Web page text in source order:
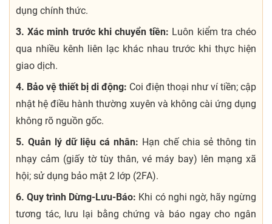
dụng chính thức.
3. Xác minh trước khi chuyển tiền: Luôn kiểm tra chéo
qua nhiều kênh liên lạc khác nhau trước khi thực hiện
giao dịch.
4. Bảo vệ thiết bị di động: Coi điện thoại như ví tiền; cập
nhật hệ điều hành thường xuyên và không cài ứng dụng
không rõ nguồn gốc.
5. Quản lý dữ liệu cá nhân: Hạn chế chia sẻ thông tin
nhạy cảm (giấy tờ tùy thân, vé máy bay) lên mạng xã
hội; sử dụng bảo mật 2 lớp (2FA).
6. Quy trình Dừng-Lưu-Báo: Khi có nghi ngờ, hãy ngừng
tương tác, lưu lại bằng chứng và báo ngay cho ngân